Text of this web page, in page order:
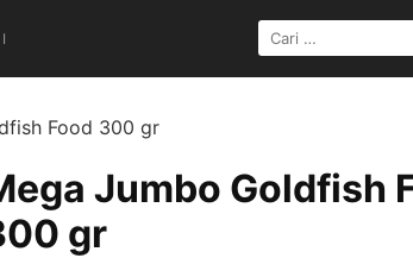
Food 300 gr
Jumbo Goldfish
gr